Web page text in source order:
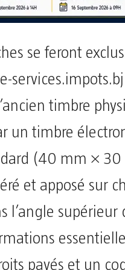
se feront
timbre
un timbre
(40 mm ×
et apposé sur
l’angle supérieur
payés et un